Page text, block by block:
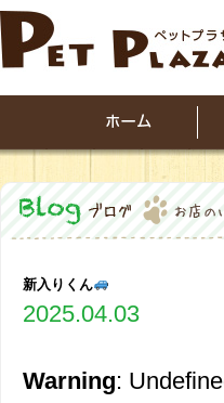
新入りくん
2025.04.03
Warning: